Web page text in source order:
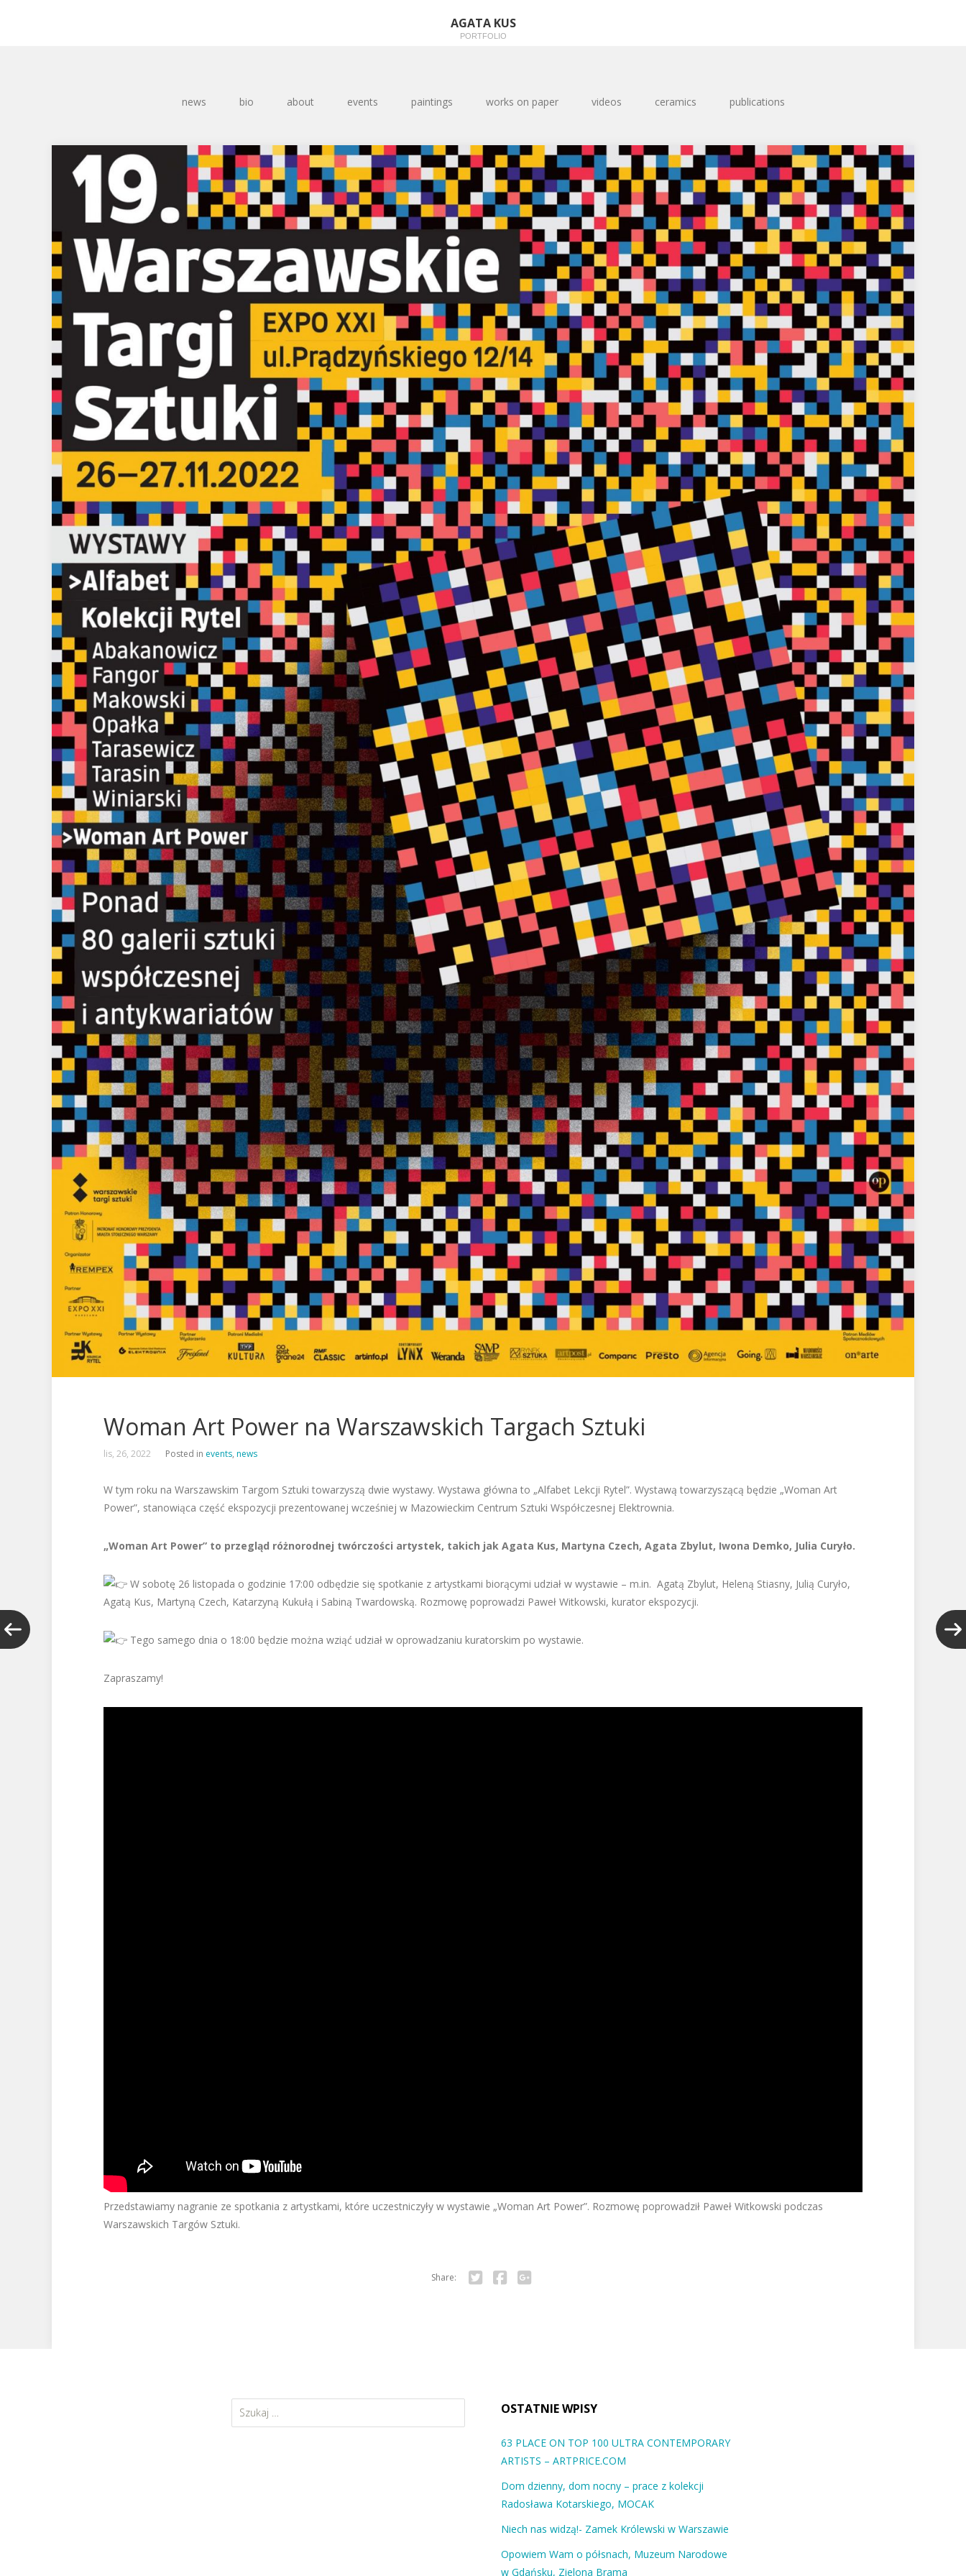
AGATA KUS
PORTFOLIO
news bio about events paintings works on paper videos ceramics publications
Woman Art Power na Warszawskich Targach Sztuki
lis, 26, 2022 Posted in events, news
W tym roku na Warszawskim Targom Sztuki towarzyszą dwie wystawy. Wystawa główna to „Alfabet Lekcji Rytel”. Wystawą towarzyszącą będzie „Woman Art
Power”, stanowiąca część ekspozycji prezentowanej wcześniej w Mazowieckim Centrum Sztuki Współczesnej Elektrownia.
„Woman Art Power” to przegląd różnorodnej twórczości artystek, takich jak Agata Kus, Martyna Czech, Agata Zbylut, Iwona Demko, Julia Curyło.
W sobotę 26 listopada o godzinie 17:00 odbędzie się spotkanie z artystkami biorącymi udział w wystawie – m.in. Agatą Zbylut, Heleną Stiasny, Julią Curyło,
Agatą Kus, Martyną Czech, Katarzyną Kukułą i Sabiną Twardowską. Rozmowę poprowadzi Paweł Witkowski, kurator ekspozycji.
Tego samego dnia o 18:00 będzie można wziąć udział w oprowadzaniu kuratorskim po wystawie.
Zapraszamy!
Przedstawiamy nagranie ze spotkania z artystkami, które uczestniczyły w wystawie „Woman Art Power”. Rozmowę poprowadził Paweł Witkowski podczas
Warszawskich Targów Sztuki.
Share:
Szukaj: OSTATNIE WPISY
63 PLACE ON TOP 100 ULTRA CONTEMPORARY
ARTISTS – ARTPRICE.COM
Dom dzienny, dom nocny – prace z kolekcji
Radosława Kotarskiego, MOCAK
Niech nas widzą!- Zamek Królewski w Warszawie
Opowiem Wam o półsnach, Muzeum Narodowe
w Gdańsku, Zielona Brama